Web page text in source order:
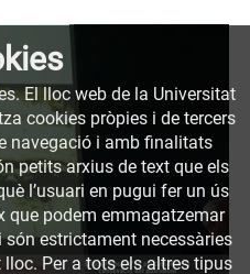
El lloc web de la Universitat
cookies pròpies i de tercers
navegació i amb finalitats
petits arxius de text que els
l’usuari en pugui fer un ús
que podem emmagatzemar
estrictament necessàries
Per a tots els altres tipus